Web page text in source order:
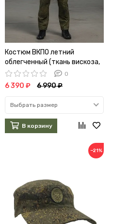
Костюм ВКПО летний
облегченный (ткань вискоза,
зеленая цифра) (А)0
6 390 ₽ 6 990 ₽
Выбрать размер
В корзину
−21%